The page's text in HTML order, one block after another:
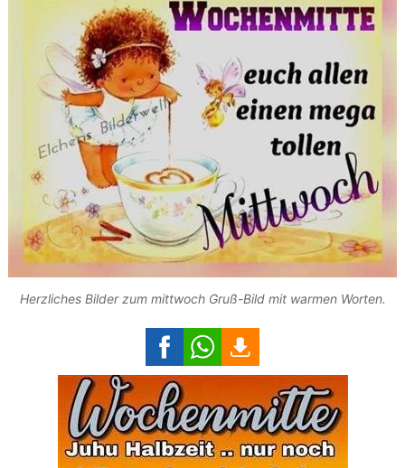
Herzliches Bilder zum mittwoch Gruß-Bild mit warmen Worten.